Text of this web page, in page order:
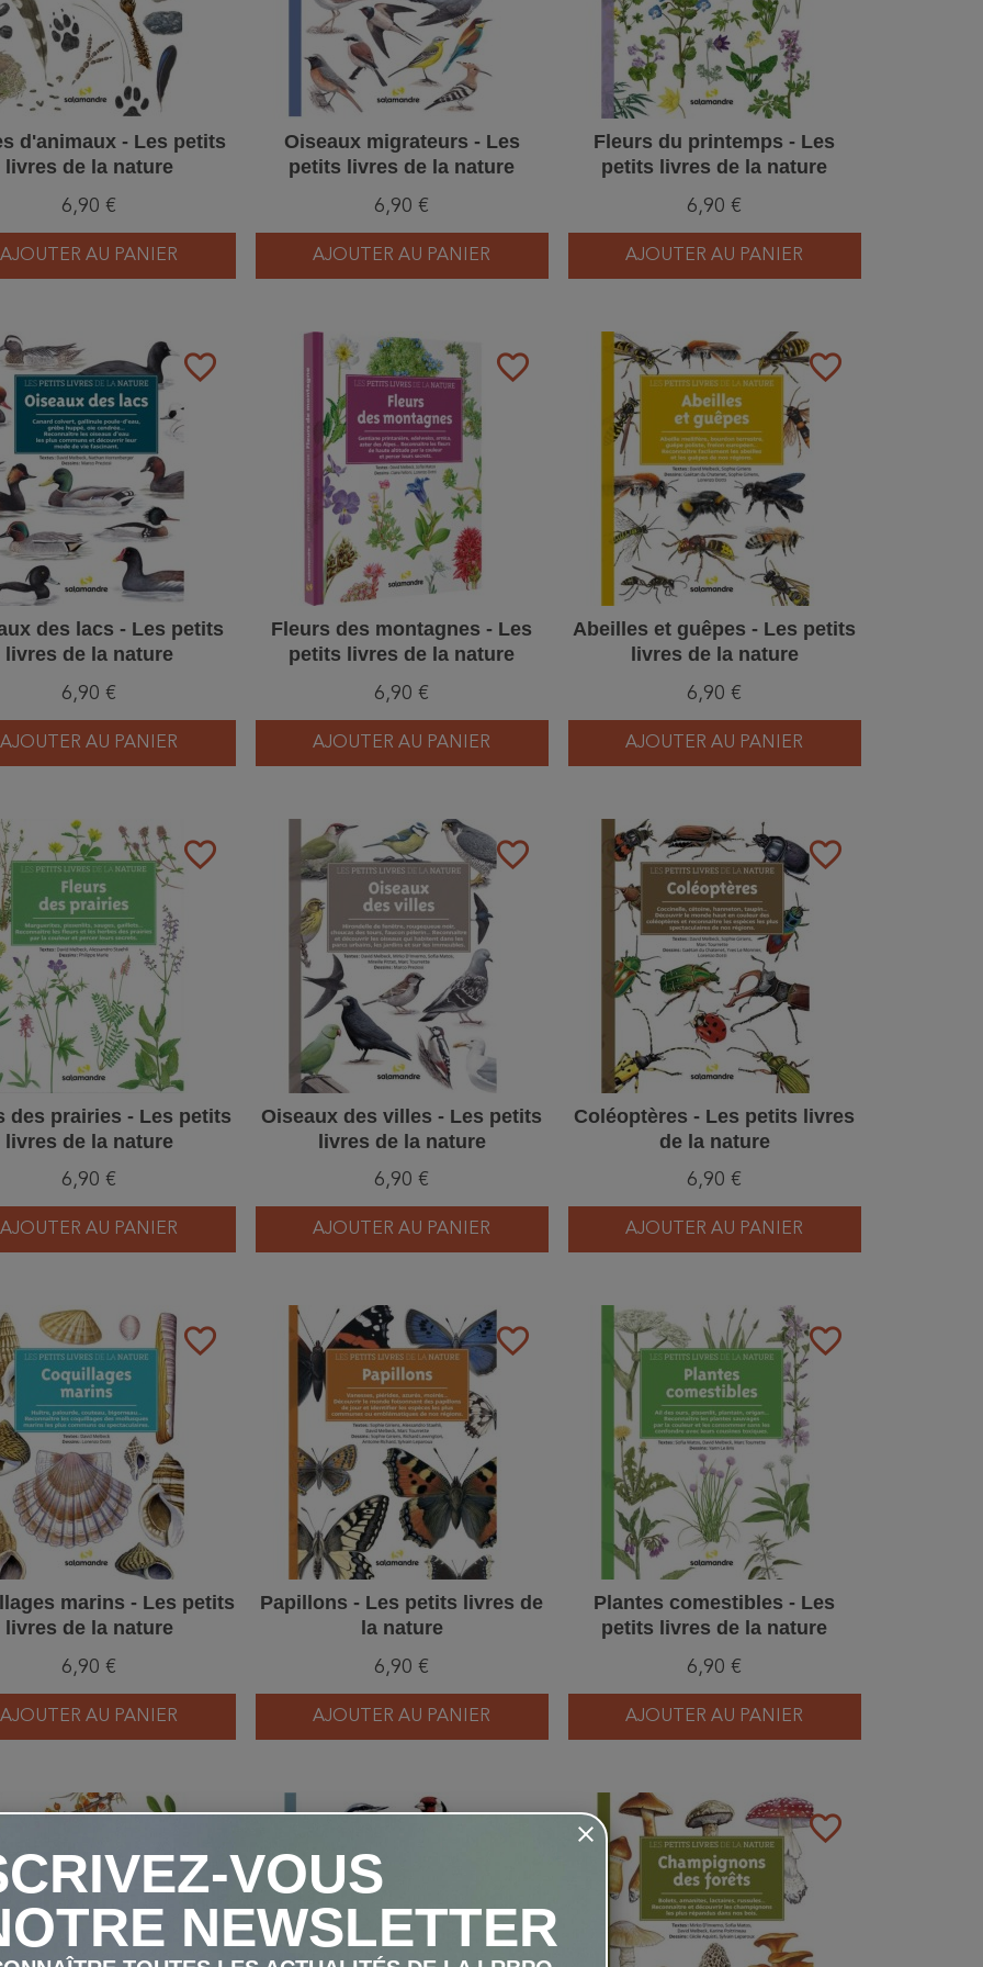
d'animaux - Les petits
livres de la nature
6,90 €
AJOUTER AU PANIER
Oiseaux migrateurs - Les
petits livres de la nature
6,90 €
AJOUTER AU PANIER
Fleurs du printemps - Les
petits livres de la nature
6,90 €
AJOUTER AU PANIER
favorite_border
des lacs - Les petits
livres de la nature
6,90 €
AJOUTER AU PANIER
favorite_border
Fleurs des montagnes - Les
petits livres de la nature
6,90 €
AJOUTER AU PANIER
favorite_border
Abeilles et guêpes - Les petits
livres de la nature
6,90 €
AJOUTER AU PANIER
favorite_border
des prairies - Les petits
livres de la nature
6,90 €
AJOUTER AU PANIER
favorite_border
Oiseaux des villes - Les petits
livres de la nature
6,90 €
AJOUTER AU PANIER
favorite_border
Coléoptères - Les petits livres
de la nature
6,90 €
AJOUTER AU PANIER
favorite_border
marins - Les petits
livres de la nature
6,90 €
AJOUTER AU PANIER
favorite_border
Papillons - Les petits livres de
la nature
6,90 €
AJOUTER AU PANIER
favorite_border
Plantes comestibles - Les
petits livres de la nature
6,90 €
AJOUTER AU PANIER
favorite_border
VOUS
NEWSLETTER